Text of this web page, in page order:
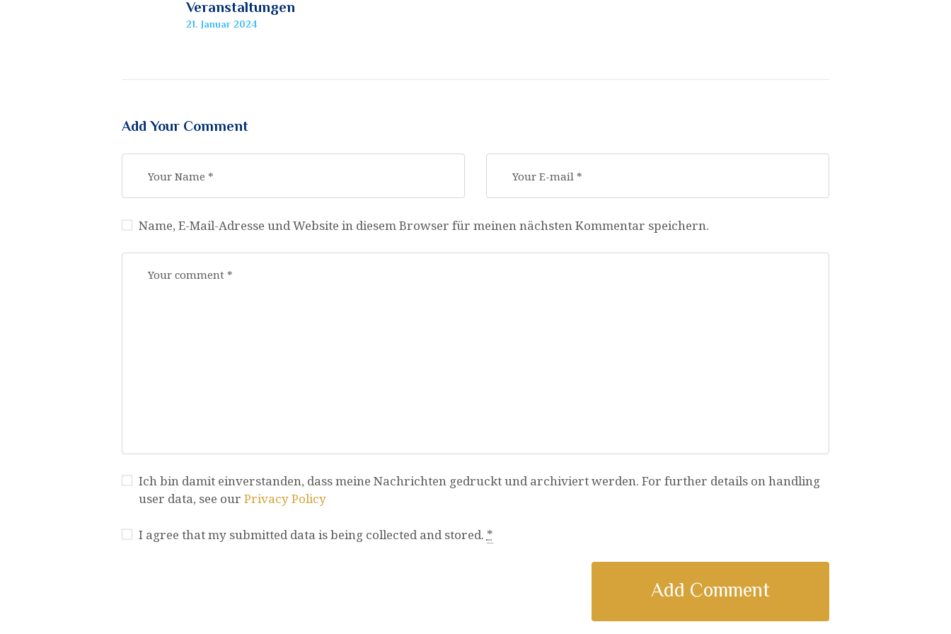
post:
Veranstaltungen
21. Januar 2024
Add Your Comment
Name, E-Mail-Adresse und Website in diesem Browser für meinen nächsten Kommentar speichern.
Ich bin damit einverstanden, dass meine Nachrichten gedruckt und archiviert werden. For further details on handling
user data, see our Privacy Policy
I agree that my submitted data is being collected and stored. *